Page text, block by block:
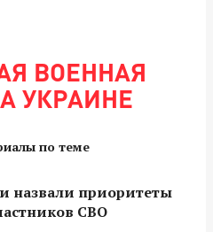
ВОЕННАЯ
УКРАИНЕ
по теме
назвали приоритеты
СВО